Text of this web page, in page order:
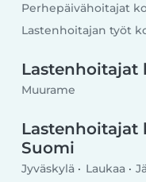
Perhepäivähoitajat
Lastenhoitajan työt
Lastenhoitajat
Muurame
Lastenhoitajat
Suomi
Jyväskylä Laukaa